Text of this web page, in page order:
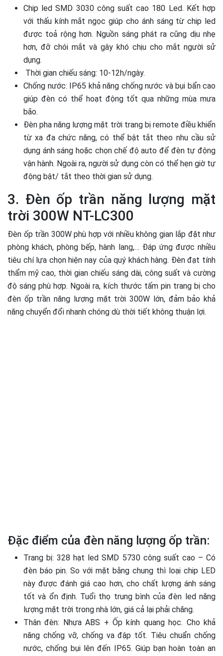
Chip led SMD 3030 công suất cao 180 Led. Kết hợp
với thấu kính mắt ngọc giúp cho ánh sáng từ chip led
được toả rộng hơn. Nguồn sáng phát ra cũng dịu nhẹ
hơn, đỡ chói mắt và gây khó chịu cho mắt người sử
dụng.
Thời gian chiếu sáng: 10-12h/ngày.
Chống nước: IP65 khả năng chống nước và bụi bẩn cao
giúp đèn có thể hoạt động tốt qua những mùa mưa
bão.
Đèn pha năng lượng mặt trời trang bị remote điều khiển
từ xa đa chức năng, có thể bật tắt theo nhu cầu sử
dụng ánh sáng hoặc chọn chế độ auto để đèn tự động
vận hành. Ngoài ra, người sử dụng còn có thể hẹn giờ tự
động bật/ tắt theo thời gian sử dụng.
3. Đèn ốp trần năng lượng mặt
trời 300W NT-LC300
Đèn ốp trần 300W phù hợp với nhiều không gian lắp đặt như
phòng khách, phòng bếp, hành lang,… Đáp ứng được nhiều
tiêu chí lựa chọn hiện nay của quý khách hàng. Đèn đạt tính
thẩm mỹ cao, thời gian chiếu sáng dài, công suất và cường
độ sáng phù hợp. Ngoài ra, kích thước tấm pin trang bị cho
đèn ốp trần năng lượng mặt trời 300W lớn, đảm bảo khả
năng chuyển đổi nhanh chóng dù thời tiết không thuận lợi.
Đặc điểm của đèn năng lượng ốp trần:
Trang bị: 328 hạt led SMD 5730 công suất cao – Có
đèn báo pin. So với mặt bằng chung thì loại chip LED
này được đánh giá cao hơn, cho chất lượng ánh sáng
tốt và ổn định. Tuổi thọ trung bình của đèn led năng
lượng mặt trời trong nhà lớn, giá cả lại phải chăng.
Thân đèn: Nhựa ABS + Ốp kính quang học. Cho khả
năng chống vỡ, chống va đập tốt. Tiêu chuẩn chống
nước, chống bụi lên đến IP65. Giúp bạn hoàn toàn an